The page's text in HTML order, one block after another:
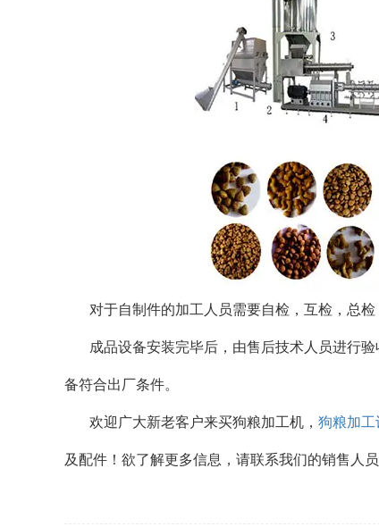
对于自制件的加工人员需要自检，互检，总检
成品设备安装完毕后，由售后技术人员进行
备符合出厂条件。
欢迎广大新老客户来买狗粮加工机， 狗粮加工
及配件！欲了解更多信息，请联系我们的销售人员